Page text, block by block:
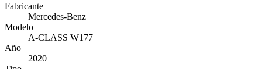
Fabricante
Mercedes-Benz
Modelo
A-CLASS W177
Año
2020